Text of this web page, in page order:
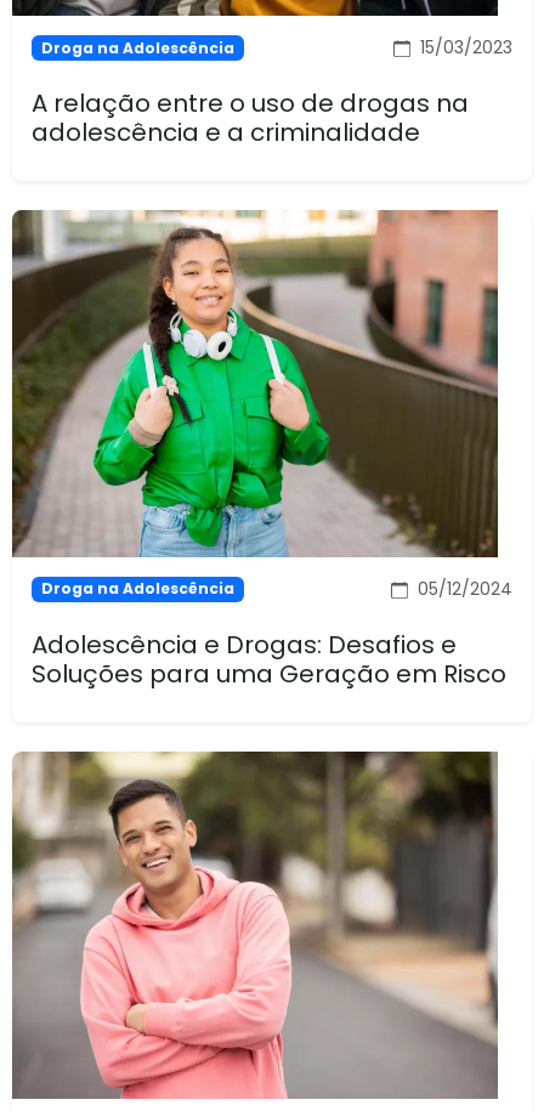
Droga na Adolescência 15/03/2023
A relação entre o uso de drogas na
adolescência e a criminalidade
Droga na Adolescência 05/12/2024
Adolescência e Drogas: Desafios e
Soluções para uma Geração em Risco